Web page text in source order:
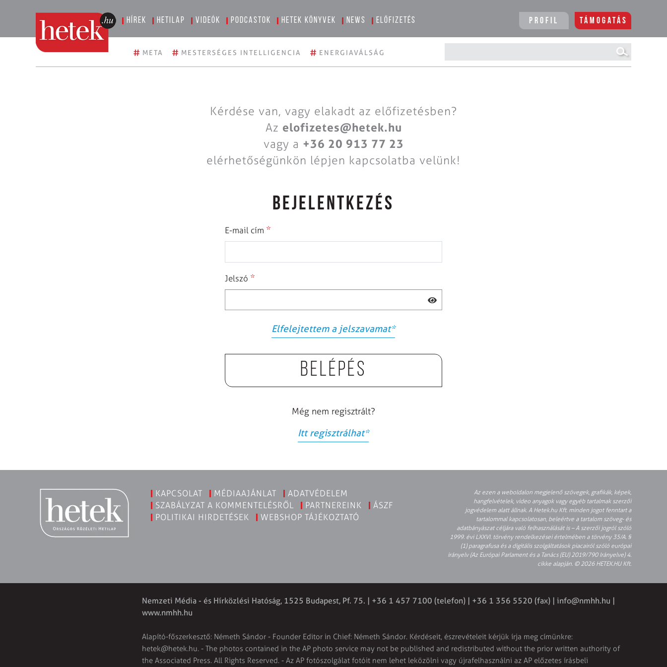
Hírek Hetilap Videók Podcastok Hetek könyvek News Előfizetés Profil Támogatás
# META # MESTERSÉGES INTELLIGENCIA # ENERGIAVÁLSÁG
Kérdése van, vagy elakadt az előfizetésben?
Az elofizetes@hetek.hu
vagy a +36 20 913 77 23
elérhetőségünkön lépjen kapcsolatba velünk!
BEJELENTKEZÉS
E-mail cím *
Jelszó *
Elfelejtettem a jelszavamat*
Belépés
Még nem regisztrált?
Itt regisztrálhat*
KAPCSOLAT MÉDIAAJÁNLAT
ADATVÉDELEM
SZABÁLYZAT A KOMMENTELÉSRŐL
PARTNEREINK
ÁSZF
POLITIKAI HIRDETÉSEK
WEBSHOP TÁJÉKOZTATÓ
Az ezen a weboldalon megjelenő szövegek, grafikák, képek,
hangfelvételek, video anyagok vagy egyéb tartalmak szerzői
jogvédelem alatt állnak. A Hetek.hu Kft. minden jogot fenntart a
tartalommal kapcsolatosan, beleértve a tartalom szöveg- és
adatbányászat céljára való felhasználását is – A szerzői jogról szóló
1999. évi LXXVI. törvény rendelkezései értelmében a törvény 35/A. §
(1) paragrafusa és a digitális szolgáltatások piacairól szóló európai
irányelv (Az Európai Parlament és a Tanács (EU) 2019/790 Irányelve) 4.
cikke alapján. © 2026 HETEK.HU Kft.
Nemzeti Média - és Hírközlési Hatóság, 1525 Budapest, Pf. 75. | +36 1 457 7100 (telefon) | +36 1 356 5520 (fax) | info@nmhh.hu |
www.nmhh.hu
Alapító-főszerkesztő: Németh Sándor - Founder Editor in Chief: Németh Sándor. Kérdéseit, észrevételeit kérjük írja meg címünkre:
hetek@hetek.hu. - The photos contained in the AP photo service may not be published and redistributed without the prior written authority of
the Associated Press. All Rights Reserved. - Az AP fotószolgálat fotóit nem lehet leközölni vagy újrafelhasználni az AP előzetes írásbeli